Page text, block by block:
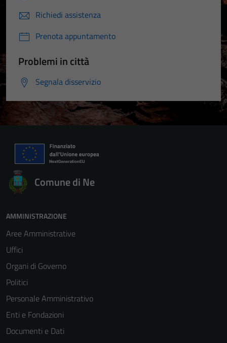
Richiedi assistenza
Prenota appuntamento
Problemi in città
Segnala disservizio
Comune di Ne
AMMINISTRAZIONE
Aree Amministrative
Uffici
Organi di Governo
Politici
Personale Amministrativo
Enti e Fondazioni
Documenti e Dati